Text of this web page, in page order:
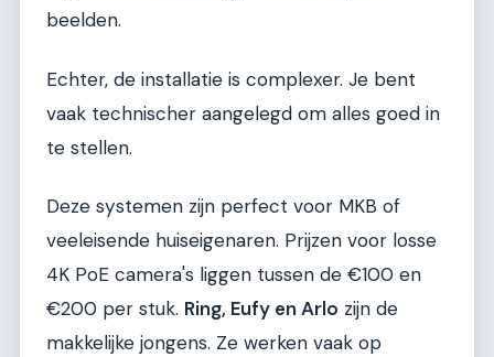
beelden.
Echter, de installatie is complexer. Je bent
vaak technischer aangelegd om alles goed in
te stellen.
Deze systemen zijn perfect voor MKB of
veeleisende huiseigenaren. Prijzen voor losse
4K PoE camera's liggen tussen de €100 en
€200 per stuk. Ring, Eufy en Arlo zijn de
makkelijke jongens. Ze werken vaak op